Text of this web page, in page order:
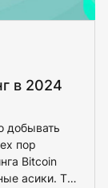
в 2024
добывать
пор
Bitcoin
асики. Тем